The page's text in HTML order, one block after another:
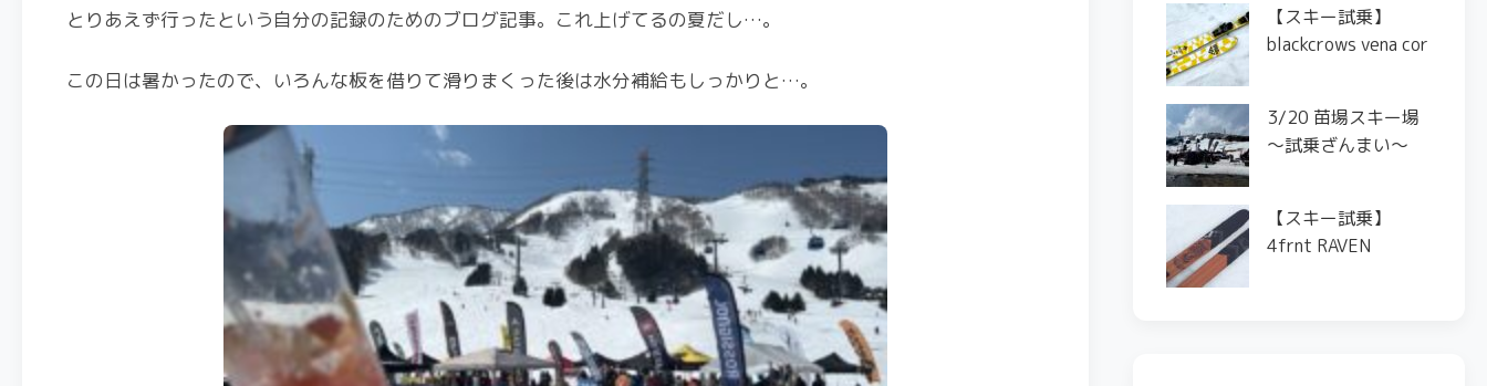
とりあえず行ったという自分の記録のためのブログ記事。これ上げてるの夏だし…。
この日は暑かったので、いろんな板を借りて滑りまくった後は水分補給もしっかりと…。
【スキー試乗】
blackcrows vena cor
3/20 苗場スキー場
〜試乗ざんまい〜
【スキー試乗】
4frnt RAVEN